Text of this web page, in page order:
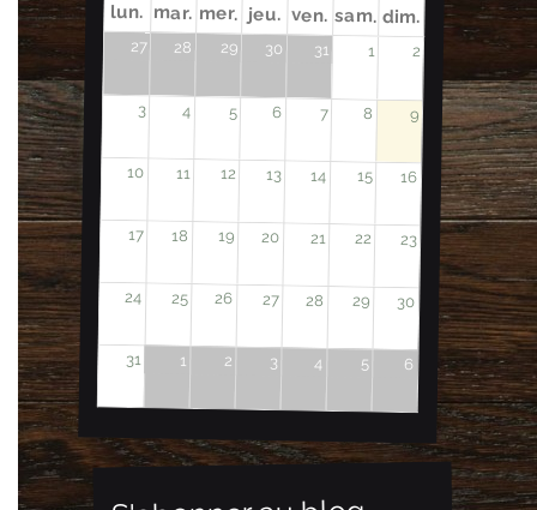
lun. mar. mer. jeu. ven. sam. dim.
27 28 29 30 31 1 2
3 4 5 6 7 8 9
10 11 12 13 14 15 16
17 18 19 20 21 22 23
24 25 26 27 28 29 30
31 1 2 3 4 5 6